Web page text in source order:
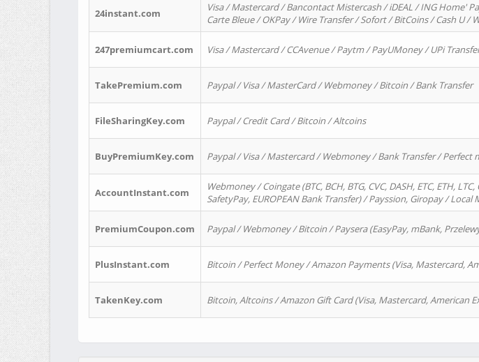
24instant.com
Visa / Mastercard / Bancontact Mistercash / iDEAL / ING Home'
Carte Bleue / OKPay / Wire Transfer / Sofort / BitCoins / Cash U /
247premiumcart.com Visa / Mastercard / CCAvenue / Paytm / PayUMoney / UPi
TakePremium.com Paypal / Visa / MasterCard / Webmoney / Bitcoin / Bank Transfer
FileSharingKey.com Paypal / Credit Card / Bitcoin / Altcoins
BuyPremiumKey.com Paypal / Visa / Mastercard / Webmoney / Bank Transfer / Perfect
AccountInstant.com
Webmoney / Coingate (BTC, BCH, BTG, CVC, DASH, ETC, ETH,
SafetyPay, EUROPEAN Bank Transfer) / Payssion, Giropay /
PremiumCoupon.com Paypal / Webmoney / Bitcoin / Paysera (EasyPay, mBank,
PlusInstant.com Bitcoin / Perfect Money / Amazon Payments (Visa, Mastercard,
TakenKey.com Bitcoin, Altcoins / Amazon Gift Card (Visa, Mastercard, American